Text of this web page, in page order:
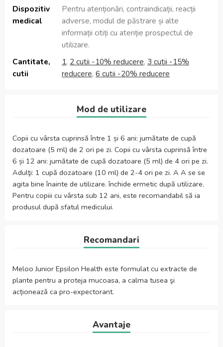
Dispozitiv
medical
Pentru atenționări, contraindicații, reacții
adverse, modul de păstrare și alte
informații citiți cu atenție prospectul de
utilizare.
Cantitate,
cutii
1, 2 cutii -10% reducere, 3 cutii -15%
reducere, 6 cutii -20% reducere
Mod de utilizare
Copii cu vârsta cuprinsă între 1 și 6 ani: jumătate de cupă
dozatoare (5 ml) de 2 ori pe zi. Copii cu vârsta cuprinsă între
6 și 12 ani: jumătate de cupă dozatoare (5 ml) de 4 ori pe zi.
Adulţi: 1 cupă dozatoare (10 ml) de 2-4 ori pe zi. A A se se
agita bine înainte de utilizare. închide ermetic după utilizare.
Pentru copiii cu vârsta sub 12 ani, este recomandabil să ia
produsul după sfatul medicului.
Recomandari
Meloo Junior Epsilon Health este formulat cu extracte de
plante pentru a proteja mucoasa, a calma tusea şi
acționează ca pro-expectorant.
Avantaje